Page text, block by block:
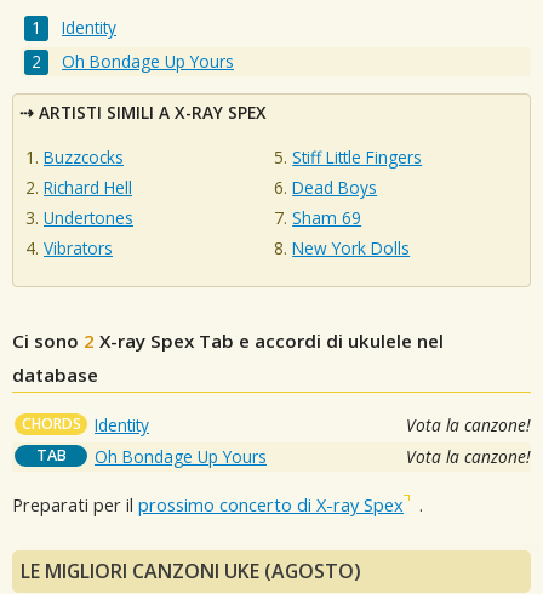
Identity
Oh Bondage Up Yours
ARTISTI SIMILI A X-RAY SPEX
Buzzcocks
Richard Hell
Undertones
Vibrators
Stiff Little Fingers
Dead Boys
Sham 69
New York Dolls
Ci sono 2 X-ray Spex Tab e accordi di ukulele nel
database
CHORDS Identity Vota la canzone!
TAB Oh Bondage Up Yours Vota la canzone!
Preparati per il prossimo concerto di X-ray Spex .
LE MIGLIORI CANZONI UKE (AGOSTO)